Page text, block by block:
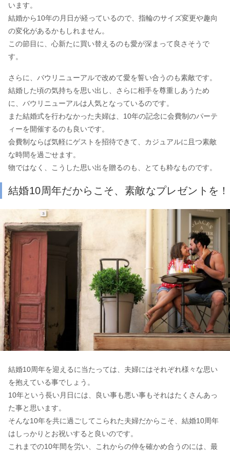
います。
結婚から10年の月日が経っているので、指輪のサイズ変更や趣向
の変化があるかもしれません。
この節目に、心新たに買い替えるのも愛が深まって良さそうで
す。
さらに、バウリニューアルで改めて愛を誓い合うのも素敵です。
結婚した頃の気持ちを思い出し、さらに相手を尊重しあうため
に、バウリニューアルは人気となっているのです。
また結婚式を行わなかった夫婦は、10年の記念に会費制のパーテ
ィーを開催するのも良いです。
会費制ならば気軽にゲストを招待できて、カジュアルに且つ素敵
な時間を過ごせます。
物ではなく、こうした思い出を贈るのも、とても粋なものです。
結婚10周年だからこそ、素敵なプレゼントを！
結婚10周年を迎えるに当たっては、夫婦にはそれぞれ様々な思い
を抱えている事でしょう。
10年という長い月日には、良い事も悪い事もそれはたくさんあっ
た事と思います。
そんな10年を共に過ごしてこられた夫婦だからこそ、結婚10周年
はしっかりとお祝いすると良いのです。
これまでの10年間を労い、これからの仲を確かめ合うのには、最